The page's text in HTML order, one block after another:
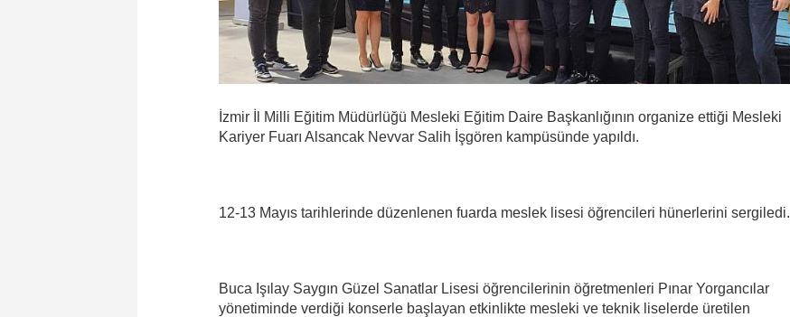
İzmir İl Milli Eğitim Müdürlüğü Mesleki Eğitim Daire Başkanlığının organize ettiği Mesleki
Kariyer Fuarı Alsancak Nevvar Salih İşgören kampüsünde yapıldı.
12-13 Mayıs tarihlerinde düzenlenen fuarda meslek lisesi öğrencileri hünerlerini sergiledi.
Buca Işılay Saygın Güzel Sanatlar Lisesi öğrencilerinin öğretmenleri Pınar Yorgancılar
yönetiminde verdiği konserle başlayan etkinlikte mesleki ve teknik liselerde üretilen